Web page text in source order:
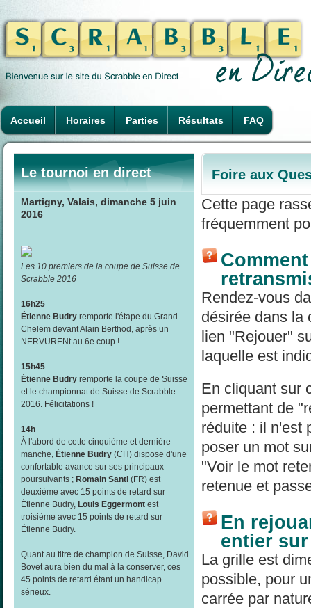
Accueil Horaires Parties Résultats FAQ
Le tournoi en direct
Martigny, Valais, dimanche 5 juin
2016
Les 10 premiers de la coupe de Suisse de
Scrabble 2016
16h25
Étienne Budry remporte l'étape du Grand
Chelem devant Alain Berthod, après un
NERVURENt au 6e coup !
15h45
Étienne Budry remporte la coupe de Suisse
et le championnat de Suisse de Scrabble
2016. Félicitations !
14h
À l'abord de cette cinquième et dernière
manche, Étienne Budry (CH) dispose d'une
confortable avance sur ses principaux
poursuivants ; Romain Santi (FR) est
deuxième avec 15 points de retard sur
Étienne Budry, Louis Eggermont est
troisième avec 15 points de retard sur
Étienne Budry.
Quant au titre de champion de Suisse, David
Bovet aura bien du mal à la conserver, ces
45 points de retard étant un handicap
sérieux.
Foire aux
Cette page
fréquemment
Rendez-vous
désirée dans la
lien "Rejouer"
laquelle est
En cliquant sur
permettant de
réduite : il n'est
poser un mot
"Voir le mot
retenue et
En
entier
La grille est
possible, pour
carrée par